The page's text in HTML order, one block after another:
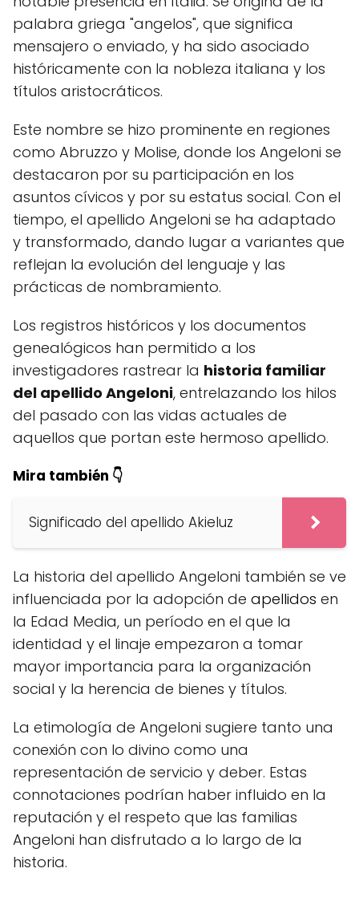
palabra griega "angelos", que significa
mensajero o enviado, y ha sido asociado
históricamente con la nobleza italiana y los
títulos aristocráticos.
Este nombre se hizo prominente en regiones
como Abruzzo y Molise, donde los Angeloni se
destacaron por su participación en los
asuntos cívicos y por su estatus social. Con el
tiempo, el apellido Angeloni se ha adaptado
y transformado, dando lugar a variantes que
reflejan la evolución del lenguaje y las
prácticas de nombramiento.
Los registros históricos y los documentos
genealógicos han permitido a los
investigadores rastrear la historia familiar
del apellido Angeloni, entrelazando los hilos
del pasado con las vidas actuales de
aquellos que portan este hermoso apellido.
Mira también 👇
Significado del apellido Akieluz
La historia del apellido Angeloni también se ve
influenciada por la adopción de apellidos en
la Edad Media, un período en el que la
identidad y el linaje empezaron a tomar
mayor importancia para la organización
social y la herencia de bienes y títulos.
La etimología de Angeloni sugiere tanto una
conexión con lo divino como una
representación de servicio y deber. Estas
connotaciones podrían haber influido en la
reputación y el respeto que las familias
Angeloni han disfrutado a lo largo de la
historia.